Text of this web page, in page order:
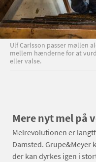
Ulf Carlsson passer møllen
mellem hænderne for at
eller valse.
Mere nyt mel på
Melrevolutionen er
Damsted. Grupe&Meyer
der kan dyrkes igen i